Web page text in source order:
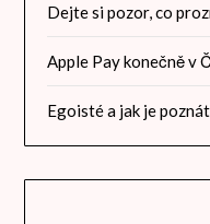
Dejte si pozor, co
Apple Pay konečně v
Egoisté a jak je